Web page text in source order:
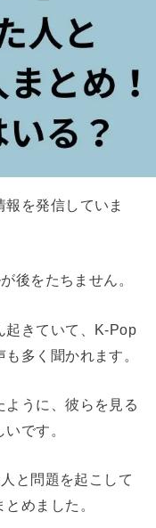
を発信していま
後をたちません。
起きていて、K-Pop
多く聞かれます。
ように、彼らを見る
です。
と問題を起こして
めました。